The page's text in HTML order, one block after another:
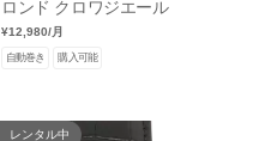
ロンド クロワジエール
¥12,980/月
自動巻き 購入可能
レンタル中